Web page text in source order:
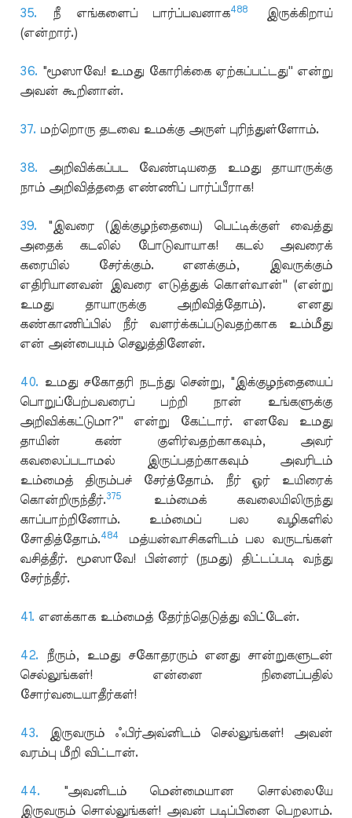
35. நீ எங்களைப் பார்ப்பவனாக488
இருக்கிறாய்
(என்றார்.)
36. "மூஸாவே! உமது கோரிக்கை ஏற்கப்பட்டது'' என்று
அவன் கூறினான்.
37. மற்றொரு தடவை உமக்கு அருள் புரிந்துள்ளோம்.
38. அறிவிக்கப்பட வேண்டியதை உமது தாயாருக்கு
நாம் அறிவித்ததை எண்ணிப் பார்ப்பீராக!
39. "இவரை (இக்குழந்தையை) பெட்டிக்குள் வைத்து
அதைக் கடலில் போடுவாயாக! கடல் அவரைக்
கரையில் சேர்க்கும். எனக்கும், இவருக்கும்
எதிரியானவன் இவரை எடுத்துக் கொள்வான்'' (என்று
உமது தாயாருக்கு அறிவித்தோம்). எனது
கண்காணிப்பில் நீர் வளர்க்கப்படுவதற்காக உம்மீது
என் அன்பையும் செலுத்தினேன்.
40.
உமது சகோதரி நடந்து சென்று, "இக்குழந்தையைப்
பொறுப்பேற்பவரைப் பற்றி நான் உங்களுக்கு
அறிவிக்கட்டுமா?'' என்று கேட்டார். எனவே உமது
தாயின் கண் குளிர்வதற்காகவும், அவர்
கவலைப்படாமல் இருப்பதற்காகவும் அவரிடம்
உம்மைத் திரும்பச் சேர்த்தோம். நீர் ஓர் உயிரைக்
கொன்றிருந்தீர்.375
உம்மைக் கவலையிலிருந்து
காப்பாற்றினோம். உம்மைப் பல வழிகளில்
சோதித்தோம்.484
மத்யன்வாசிகளிடம் பல வருடங்கள்
வசித்தீர். மூஸாவே! பின்னர் (நமது) திட்டப்படி வந்து
சேர்ந்தீர்.
41. எனக்காக உம்மைத் தேர்ந்தெடுத்து விட்டேன்.
42.
நீரும், உமது சகோதரரும் எனது சான்றுகளுடன்
செல்லுங்கள்! என்னை நினைப்பதில்
சோர்வடையாதீர்கள்!
43.
இருவரும் ஃபிர்அவ்னிடம் செல்லுங்கள்! அவன்
வரம்பு மீறி விட்டான்.
44. "அவனிடம் மென்மையான சொல்லையே
இருவரும் சொல்லுங்கள்! அவன் படிப்பினை பெறலாம்.